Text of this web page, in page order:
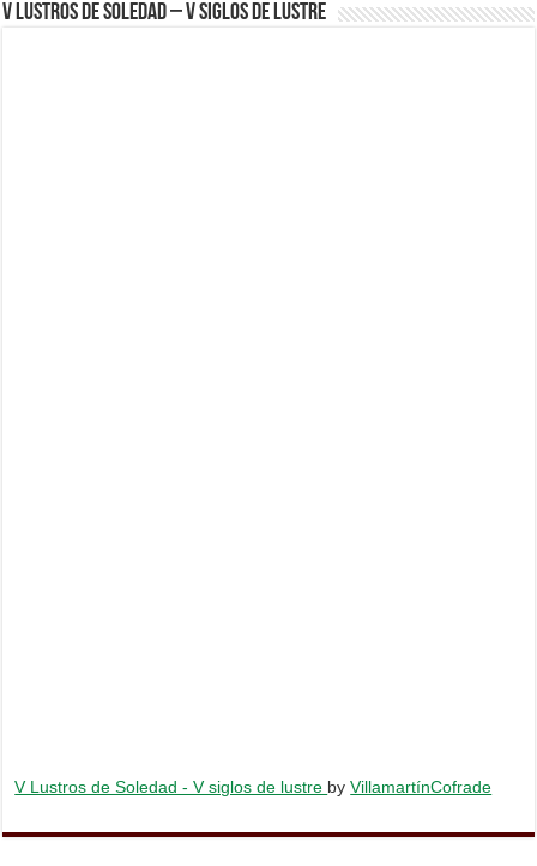
V Lustros de Soledad – V Siglos de Lustre
V Lustros de Soledad - V siglos de lustre byVillamartínCofrade